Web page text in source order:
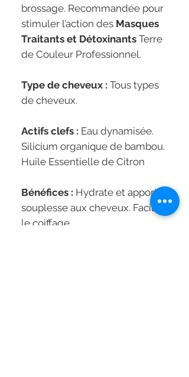
brossage. Recommandée pour
stimuler l’action des Masques
Traitants et Détoxinants Terre
de Couleur Professionnel.
Type de cheveux : Tous types
de cheveux.
Actifs clefs : Eau dynamisée.
Silicium organique de bambou.
Huile Essentielle de Citron
Bénéfices : Hydrate et apporte
souplesse aux cheveux. Facilite
le coiffage.